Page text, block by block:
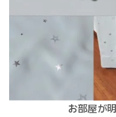
お部屋が